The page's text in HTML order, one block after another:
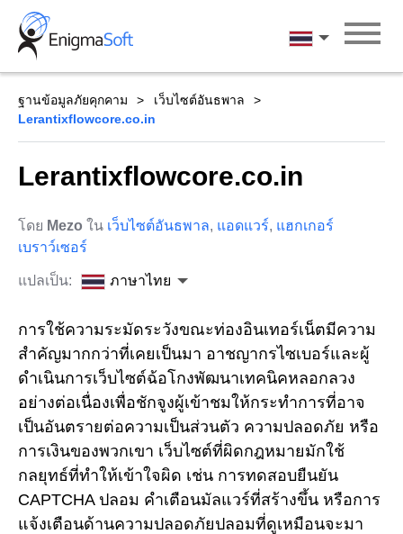
Skip
content
ภาษาไทย
ฐานข้อมูลภัยคุกคาม
เว็บไซต์อันธพาล
Lerantixflowcore.co.in
Lerantixflowcore.co.in
โดย Mezo ใน เว็บไซต์อันธพาล, แอดแวร์, แฮกเกอร์
เบราว์เซอร์
แปลเป็น: ภาษาไทย
การใช้ความระมัดระวังขณะท่องอินเทอร์เน็ตมีความ
สำคัญมากกว่าที่เคยเป็นมา อาชญากรไซเบอร์และผู้
ดำเนินการเว็บไซต์ฉ้อโกงพัฒนาเทคนิคหลอกลวง
อย่างต่อเนื่องเพื่อชักจูงผู้เข้าชมให้กระทำการที่อาจ
เป็นอันตรายต่อความเป็นส่วนตัว ความปลอดภัย หรือ
การเงินของพวกเขา เว็บไซต์ที่ผิดกฎหมายมักใช้
กลยุทธ์ที่ทำให้เข้าใจผิด เช่น การทดสอบยืนยัน
CAPTCHA ปลอม คำเตือนมัลแวร์ที่สร้างขึ้น หรือการ
แจ้งเตือนด้านความปลอดภัยปลอมที่ดูเหมือนจะมา